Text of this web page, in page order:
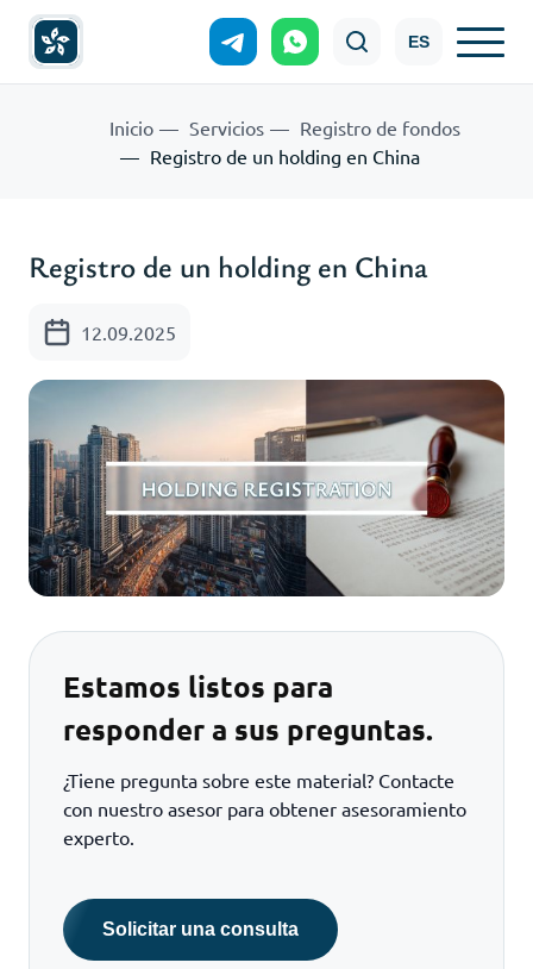
ES
Inicio Servicios
Registro de fondos
Registro de un holding en China
Registro de un holding en China
12.09.2025
Estamos listos para
responder a sus preguntas.
¿Tiene pregunta sobre este material? Contacte
con nuestro asesor para obtener asesoramiento
experto.
Solicitar una consulta